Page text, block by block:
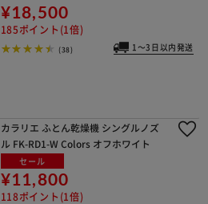
¥18,500
185ポイント(1倍)
(38) 1～3日以内発送
カラリエ ふとん乾燥機 シングルノズ
ル FK-RD1-W Colors オフホワイト
セール
¥11,800
118ポイント(1倍)